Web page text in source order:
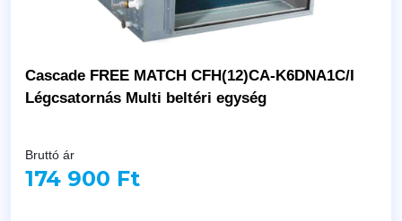
Cascade FREE MATCH CFH(12)CA-K6DNA1C/I
Légcsatornás Multi beltéri egység
Bruttó ár
174 900 Ft